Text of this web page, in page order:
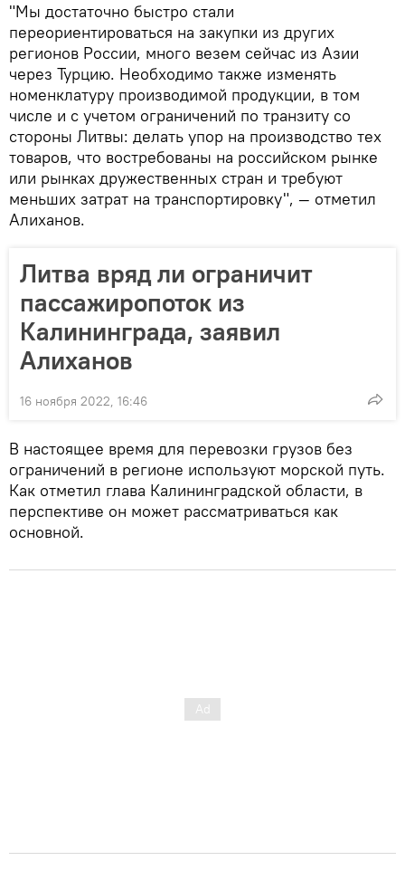
"Мы достаточно быстро стали
переориентироваться на закупки из других
регионов России, много везем сейчас из Азии
через Турцию. Необходимо также изменять
номенклатуру производимой продукции, в том
числе и с учетом ограничений по транзиту со
стороны Литвы: делать упор на производство тех
товаров, что востребованы на российском рынке
или рынках дружественных стран и требуют
меньших затрат на транспортировку", — отметил
Алиханов.
Литва вряд ли ограничит
пассажиропоток из
Калининграда, заявил
Алиханов
16 ноября 2022, 16:46
В настоящее время для перевозки грузов без
ограничений в регионе используют морской путь.
Как отметил глава Калининградской области, в
перспективе он может рассматриваться как
основной.